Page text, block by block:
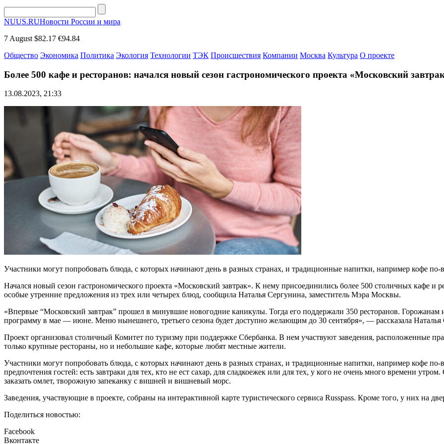
NUUS.RUНовости России и мира
7 August $82.17 €94.84
Общество Экономика Политика Экология Технологии ТЭК Происшествия Компании Москва Культура О проекте
Более 500 кафе и ресторанов: начался новый сезон гастрономического проекта «Московский
13.08.2023, 21:33
Участники могут попробовать блюда, с которых начинают день в разных странах, и традиционные напитки, например кофе
Начался новый сезон гастрономического проекта «Московский завтрак». К нему присоединились более 500 столичных кафе и
особые утренние предложения из трех или четырех блюд, сообщила Наталья Сергунина, заместитель Мэра Москвы.
«Впервые “Московский завтрак” прошел в минувшие новогодние каникулы. Тогда его поддержали 350 ресторанов.
программу в мае — июне. Меню нынешнего, третьего сезона будет доступно желающим до 30 сентября», — рассказала Наталья
Проект организовал столичный Комитет по туризму при поддержке Сбербанка. В нем участвуют заведения, расположенные
только крупные рестораны, но и небольшие кафе, которые любят местные жители.
Участники могут попробовать блюда, с которых начинают день в разных странах, и традиционные напитки, например кофе
предпочтения гостей: есть завтраки для тех, кто не ест сахар, для сладкоежек или для тех, у кого не очень много времени
заказать омлет, творожную запеканку с вишней и вишневый морс.
Заведения, участвующие в проекте, собраны на интерактивной карте туристического сервиса Russpass. Кроме того, у них на
Поделиться новостью:
Facebook
Вконтакте